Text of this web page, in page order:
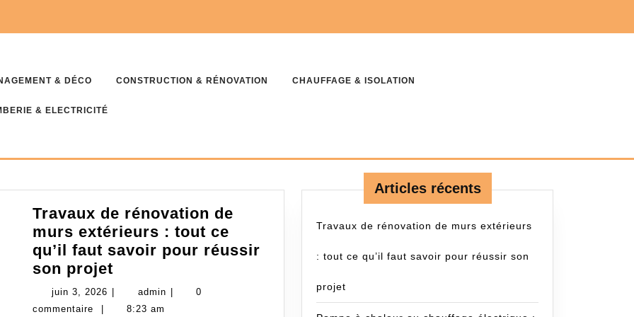
& DÉCO CONSTRUCTION & RÉNOVATION CHAUFFAGE & ISOLATION
& ELECTRICITÉ
Travaux de rénovation de
murs extérieurs : tout ce
qu’il faut savoir pour réussir
son projet
de
rénovation
juin 3, 2026 juin
admin admin0
commentaire
8:23 am
Articles récents
Travaux de rénovation de murs extérieurs
: tout ce qu’il faut savoir pour réussir son
projet